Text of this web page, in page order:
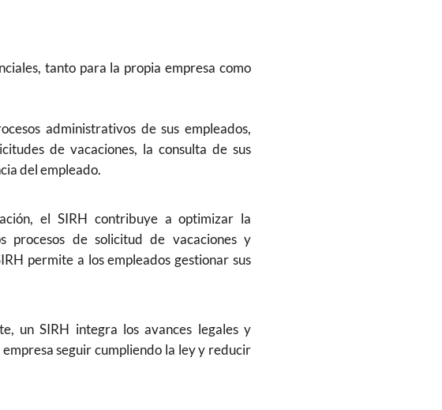
tanto para la propia empresa como
administrativos de sus empleados,
de vacaciones, la consulta de sus
del empleado.
el SIRH contribuye a optimizar la
procesos de solicitud de vacaciones y
permite a los empleados gestionar sus
un SIRH integra los avances legales y
seguir cumpliendo la ley y reducir